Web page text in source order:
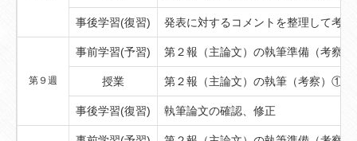
事後学習(復習) 発表に対するコメントを整理して考察
第９週
事前学習(予習) 第２報（主論文）の執筆準備（考察）
授業 第２報（主論文）の執筆（考察）①
事後学習(復習) 執筆論文の確認、修正